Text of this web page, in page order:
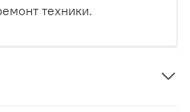
техники.